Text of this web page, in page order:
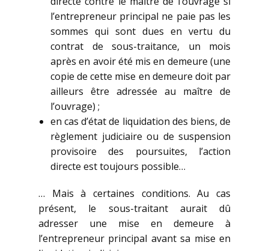
l’entrepreneur principal ne paie pas les
sommes qui sont dues en vertu du
contrat de sous-traitance, un mois
après en avoir été mis en demeure (une
copie de cette mise en demeure doit par
ailleurs être adressée au maître de
l’ouvrage) ;
en cas d’état de liquidation des biens, de
règlement judiciaire ou de suspension
provisoire des poursuites, l’action
directe est toujours possible…
… Mais à certaines conditions. Au cas
présent, le sous-traitant aurait dû
adresser une mise en demeure à
l’entrepreneur principal avant sa mise en